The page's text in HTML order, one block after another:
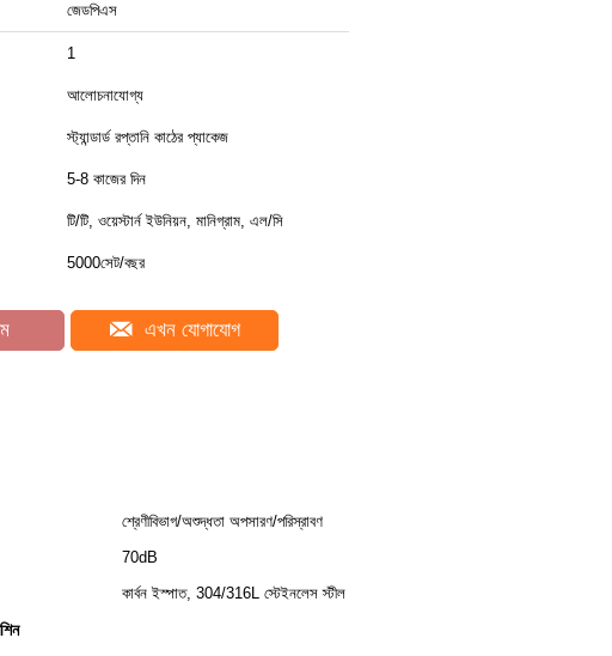
জেডপিএস
1
আলোচনাযোগ্য
স্ট্যান্ডার্ড রপ্তানি কাঠের প্যাকেজ
5-8 কাজের দিন
টি/টি, ওয়েস্টার্ন ইউনিয়ন, মানিগ্রাম, এল/সি
5000সেট/বছর
এখন যোগাযোগ
শ্রেণীবিভাগ/অশুদ্ধতা অপসারণ/পরিস্রাবণ
70dB
কার্বন ইস্পাত, 304/316L স্টেইনলেস স্টীল